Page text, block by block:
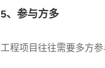
5、参与方多
工程项目往往需要多方